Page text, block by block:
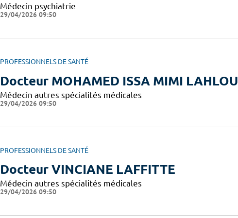
Médecin psychiatrie
29/04/2026 09:50
PROFESSIONNELS DE SANTÉ
Docteur MOHAMED ISSA MIMI LAHLOU
Médecin autres spécialités médicales
29/04/2026 09:50
PROFESSIONNELS DE SANTÉ
Docteur VINCIANE LAFFITTE
Médecin autres spécialités médicales
29/04/2026 09:50